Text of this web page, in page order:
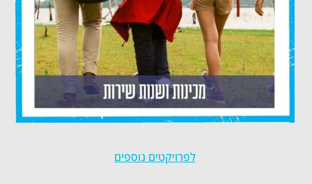
לפרויקטים נוספים